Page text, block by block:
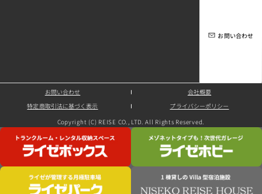
お問い合わせ
お問い合わせ 会社概要
特定商取引法に基づく表示 プライバシーポリシー
Copyright (C) REISE CO., LTD. All Rights Reserved.